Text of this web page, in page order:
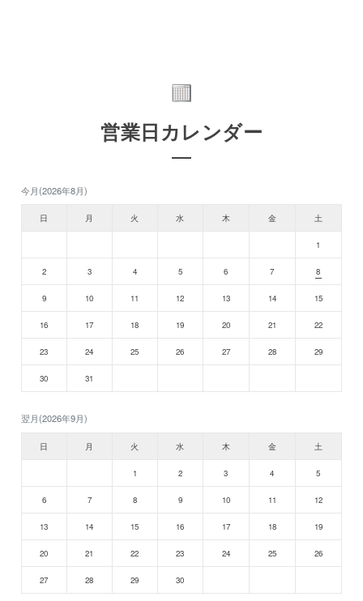
営業日カレンダー
今月(2026年8月)
日 月 火 水 木 金 土
1
2 3 4 5 6 7 8
9 10 11 12 13 14 15
16 17 18 19 20 21 22
23 24 25 26 27 28 29
30 31
翌月(2026年9月)
日 月 火 水 木 金 土
1 2 3 4 5
6 7 8 9 10 11 12
13 14 15 16 17 18 19
20 21 22 23 24 25 26
27 28 29 30